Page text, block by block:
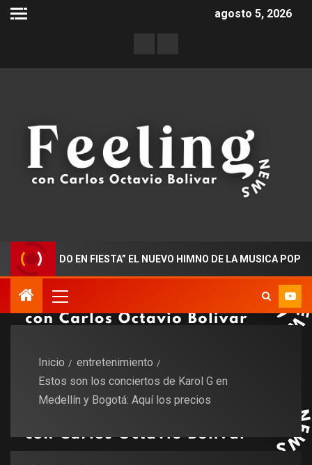
agosto 5, 2026
EN FIESTA” EL NUEVO HIMNO DE LA MUSICA POPULAR
Inicio
entretenimiento
Estos son los conciertos de Karol G en
Medellín y Bogotá: Aquí los precios